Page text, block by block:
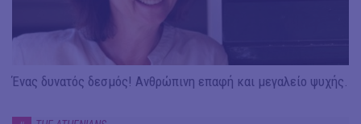
Ένας δυνατός δεσμός! Ανθρώπινη επαφή και μεγαλείο ψυχής.